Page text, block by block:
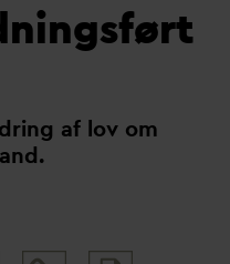
af lov om